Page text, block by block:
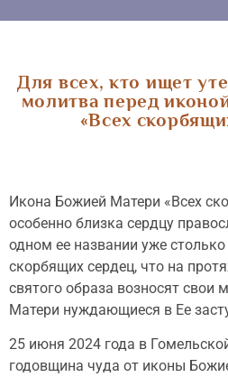
Для всех, кто ищет
молитва перед
«Всех
Икона Божией Матери «Всех
особенно близка сердцу
одном ее названии уже
скорбящих сердец, что на
святого образа возносят свои
Матери нуждающиеся в Ее
25 июня 2024 года в
годовщина чуда от иконы